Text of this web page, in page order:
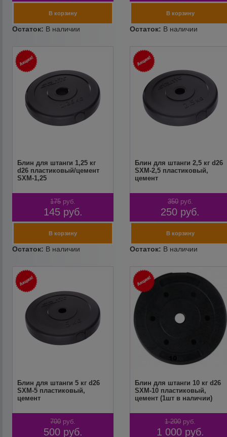
Блин для штанги 1,25 кг
d26 пластиковый/цемент
SXM-1,25
175 руб.
145 руб.
Блин для штанги 2,5 кг d26
SXM-2,5 пластиковый,
цемент
350 руб.
250 руб.
Блин для штанги 5 кг d26
SXM-5 пластиковый,
цемент
700 руб.
500 руб.
Блин для штанги 10 кг d26
SXM-10 пластиковый,
цемент (1шт в наличии)
1 200 руб.
1 000 руб.